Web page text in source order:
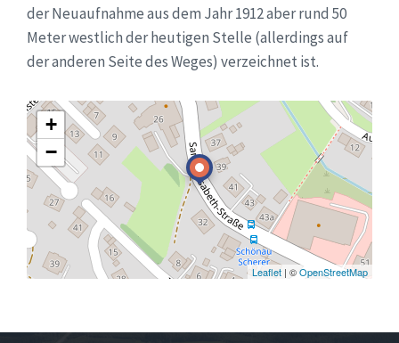
der Neuaufnahme aus dem Jahr 1912 aber rund 50
Meter westlich der heutigen Stelle (allerdings auf
der anderen Seite des Weges) verzeichnet ist.
+
−
Leaflet | ©OpenStreetMap